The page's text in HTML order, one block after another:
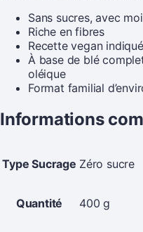
Sans sucres, avec
Riche en fibres
Recette vegan
À base de blé
oléique
Format familial
Informations
Type Sucrage Zéro sucre
Quantité 400 g